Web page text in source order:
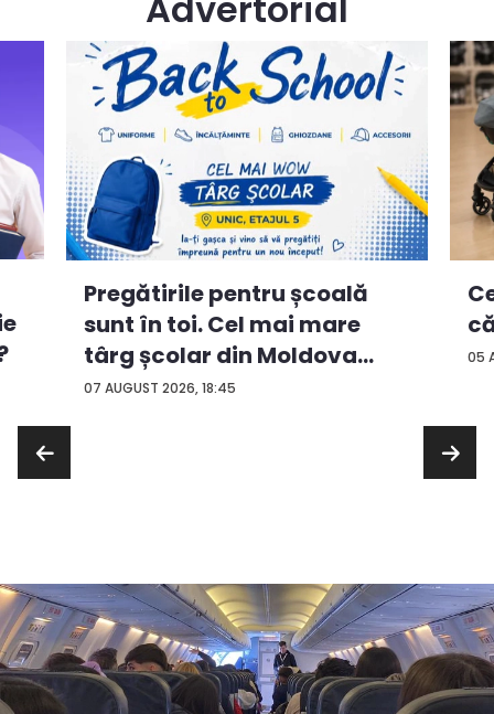
07 AUGUST 2026, 18:45
Pregătirile pentru școală
sunt în toi. Cel mai mare
târg școlar din Moldova
con...
05